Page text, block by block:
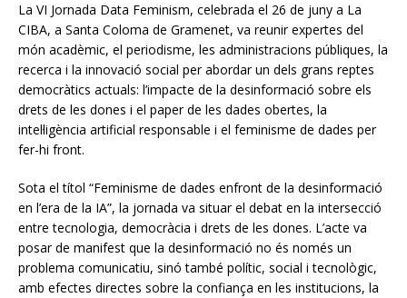
La VI Jornada Data Feminism, celebrada el 26 de juny a La
CIBA, a Santa Coloma de Gramenet, va reunir expertes del
món acadèmic, el periodisme, les administracions públiques, la
recerca i la innovació social per abordar un dels grans reptes
democràtics actuals: l’impacte de la desinformació sobre els
drets de les dones i el paper de les dades obertes, la
intel·ligència artificial responsable i el feminisme de dades per
fer-hi front.
Sota el títol “Feminisme de dades enfront de la desinformació
en l’era de la IA”, la jornada va situar el debat en la intersecció
entre tecnologia, democràcia i drets de les dones. L’acte va
posar de manifest que la desinformació no és només un
problema comunicatiu, sinó també polític, social i tecnològic,
amb efectes directes sobre la confiança en les institucions, la